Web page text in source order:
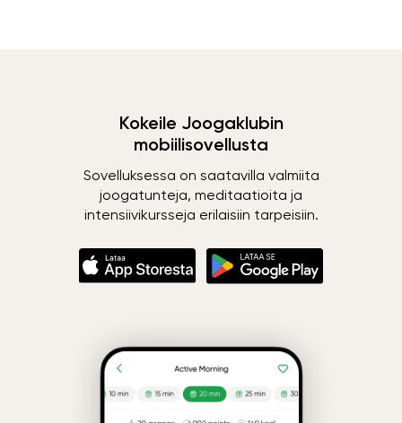
Kokeile Joogaklubin
mobiilisovellusta
Sovelluksessa on saatavilla valmiita
joogatunteja, meditaatioita ja
intensiivikursseja erilaisiin tarpeisiin.